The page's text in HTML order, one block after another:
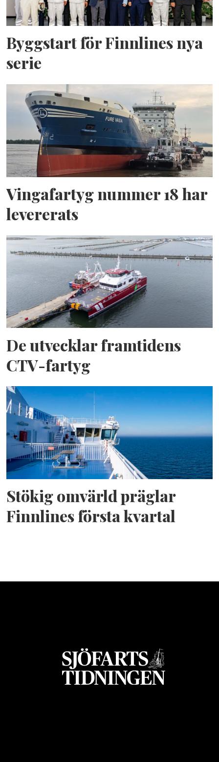
Byggstart för Finnlines nya
serie
Vingafartyg nummer 18 har
levererats
De utvecklar framtidens
CTV-fartyg
Stökig omvärld präglar
Finnlines första kvartal